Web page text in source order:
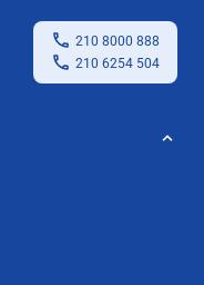
210 8000 888
210 6254 504